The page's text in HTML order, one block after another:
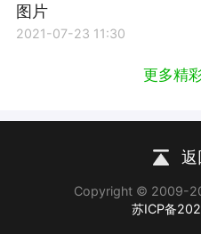
图片
2021-07-23 11:30
更多精
返
Copyright © 2009-
苏ICP备